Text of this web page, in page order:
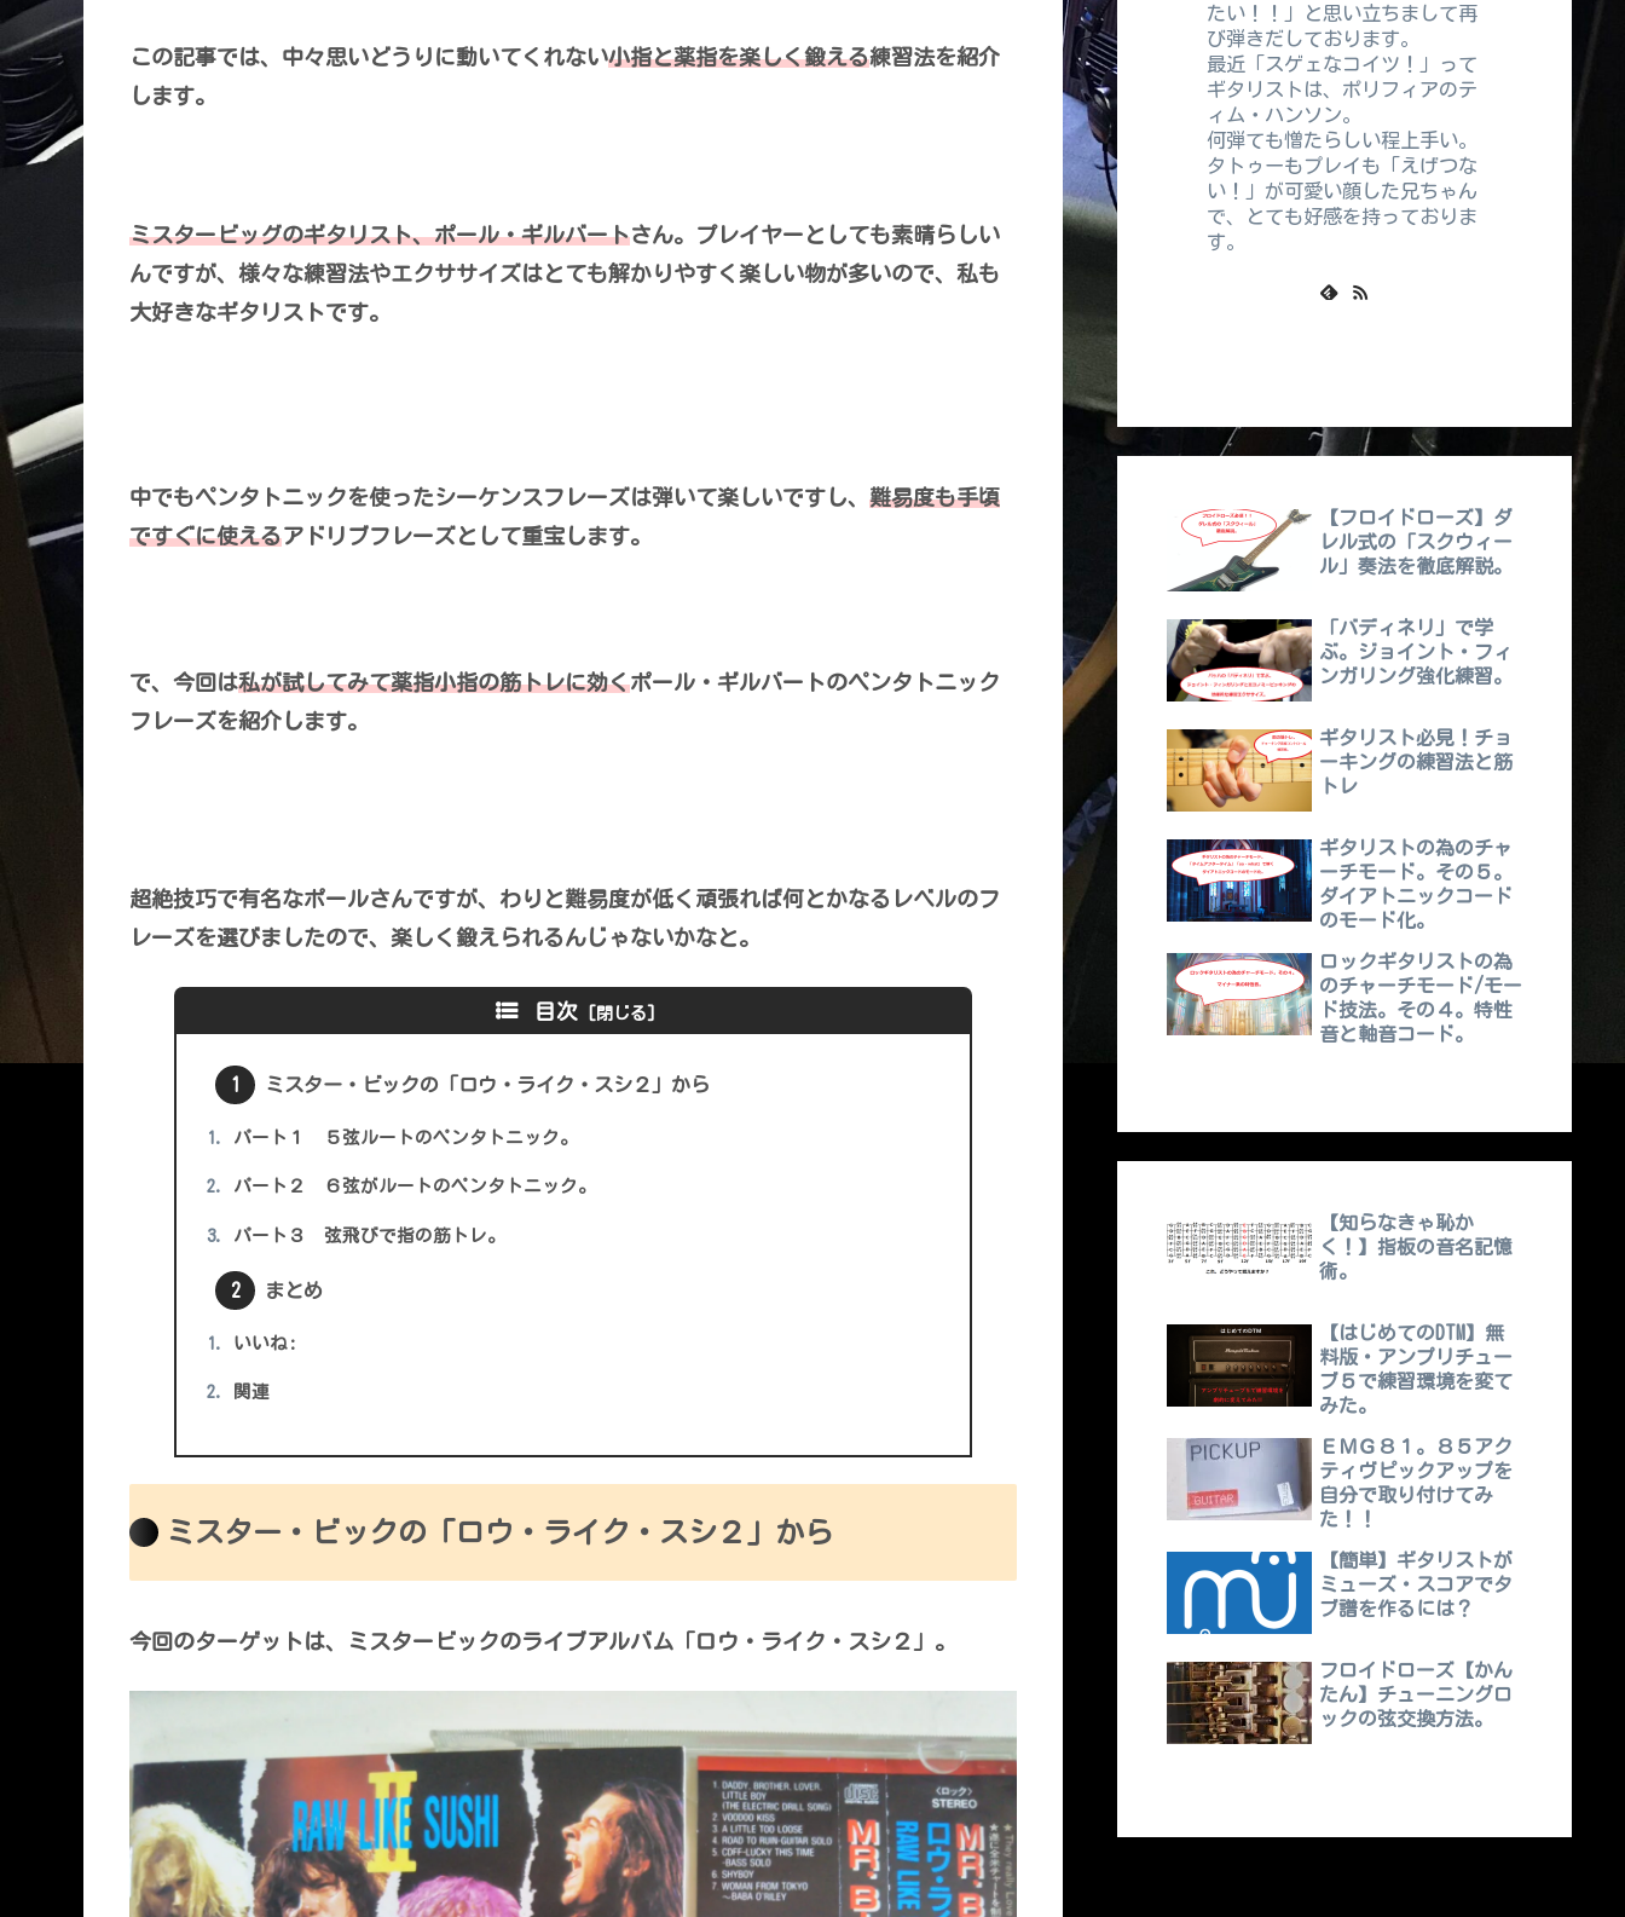
この記事では、中々思いどうりに動いてくれない小指と薬指を楽しく鍛える練習法を紹介
します。
ミスタービッグのギタリスト、ポール・ギルバートさん。プレイヤーとしても素晴らしい
んですが、様々な練習法やエクササイズはとても解かりやすく楽しい物が多いので、私も
大好きなギタリストです。
中でもペンタトニックを使ったシーケンスフレーズは弾いて楽しいですし、 難易度も手頃
ですぐに使えるアドリブフレーズとして重宝します。
で、今回は私が試してみて薬指小指の筋トレに効くポール・ギルバートのペンタトニック
フレーズを紹介します。
超絶技巧で有名なポールさんですが、わりと難易度が低く頑張れば何とかなるレベルのフ
レーズを選びましたので、楽しく鍛えられるんじゃないかなと。
目次
ミスター・ビックの「ロウ・ライク・スシ２」から
パート１ ５弦ルートのペンタトニック。
パート２ ６弦がルートのペンタトニック。
パート３ 弦飛びで指の筋トレ。
まとめ
いいね:
関連
ミスター・ビックの「ロウ・ライク・スシ２」から
今回のターゲットは、ミスタービックのライブアルバム「ロウ・ライク・スシ２」。
たい！！」と思い立ちまして再
び弾きだしております。
最近「スゲェなコイツ！」って
ギタリストは、ポリフィアのテ
ィム・ハンソン。
何弾ても憎たらしい程上手い。
タトゥーもプレイも「えげつな
い！」が可愛い顔した兄ちゃん
で、とても好感を持っておりま
す。
【フロイドローズ】ダ
レル式の「スクウィー
ル」奏法を徹底解説。
「バディネリ」で学
ぶ。ジョイント・フィ
ンガリング強化練習。
ギタリスト必見！チョ
ーキングの練習法と筋
トレ
ギタリストの為のチャ
ーチモード。その５。
ダイアトニックコード
のモード化。
ロックギタリストの為
のチャーチモード/モー
ド技法。その４。特性
音と軸音コード。
【知らなきゃ恥か
く！】指板の音名記憶
術。
【はじめてのDTM】無
料版・アンプリチュー
ブ５で練習環境を変て
みた。
ＥＭＧ８１。８５アク
ティヴピックアップを
自分で取り付けてみ
た！！
【簡単】ギタリストが
ミューズ・スコアでタ
ブ譜を作るには？
フロイドローズ【かん
たん】チューニングロ
ックの弦交換方法。